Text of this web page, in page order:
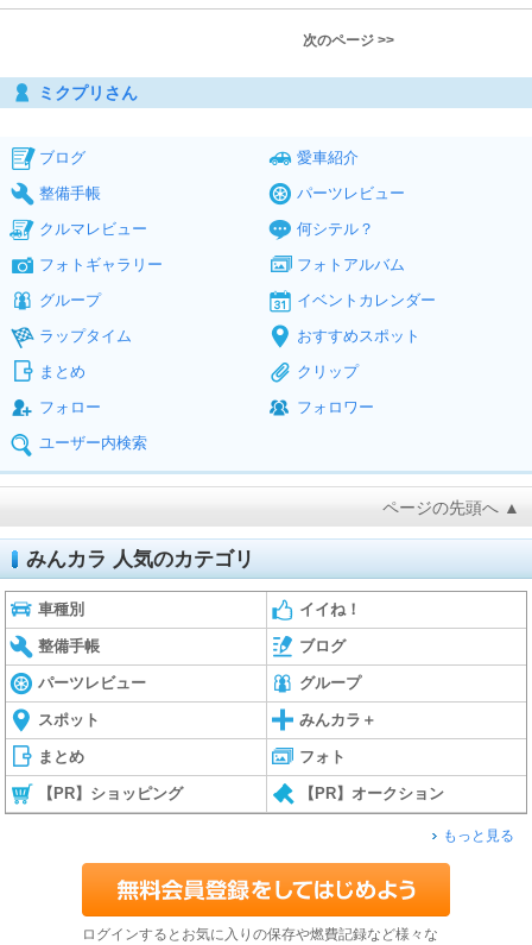
次のページ >>
ミクプリさん
ブログ
愛車紹介
整備手帳
パーツレビュー
クルマレビュー
何シテル？
フォトギャラリー
フォトアルバム
グループ
イベントカレンダー
ラップタイム
おすすめスポット
まとめ
クリップ
フォロー
フォロワー
ユーザー内検索
ページの先頭へ ▲
みんカラ 人気のカテゴリ
車種別 イイね！
整備手帳 ブログ
パーツレビュー グループ
スポット みんカラ＋
まとめ フォト
【PR】ショッピング 【PR】オークション
もっと見る
ログインするとお気に入りの保存や燃費記録など様々な